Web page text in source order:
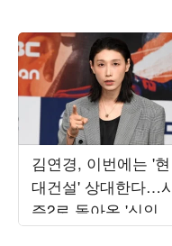
김연경, 이번에는 '현
대건설' 상대한다…
즌2로 돌아온 '신인감
독' 두 번째 직관 경